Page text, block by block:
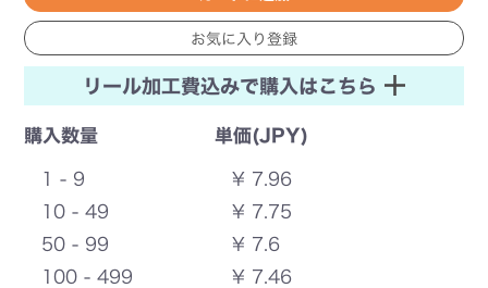
リール加工費込みで購入はこちら
購入数量 単価(JPY)
1 - 9
¥ 7.96
10 - 49
¥ 7.75
50 - 99
¥ 7.6
100 - 499
¥ 7.46